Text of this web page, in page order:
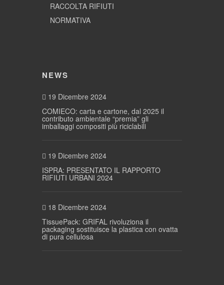
RACCOLTA RIFIUTI
NORMATIVA
NEWS
19 Dicembre 2024
COMIECO: carta e cartone, dal 2025 il
contributo ambientale “premia” gli
imballaggi compositi più riciclabili
19 Dicembre 2024
ISPRA: PRESENTATO IL RAPPORTO
RIFIUTI URBANI 2024
18 Dicembre 2024
TissuePack: GRIFAL rivoluziona il
packaging sostituisce la plastica con ovatta
di pura cellulosa